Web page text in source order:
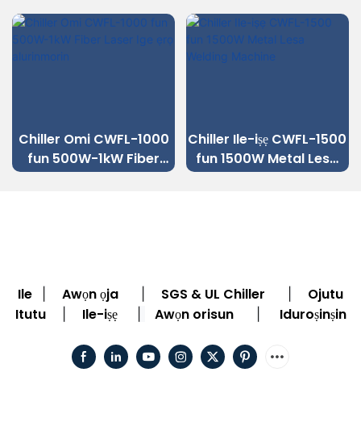
Chiller Omi CWFL-1000
fun 500W-1kW Fiber
Laser Ige ẹrọ
Chiller Ile-iṣẹ CWFL-1500
fun 1500W Metal Lesa
Welding Machine
Ile Awọn ọja SGS & UL Chiller
Ojutu
Itutu
Ile-iṣẹ Awọn orisun Iduroṣinṣin